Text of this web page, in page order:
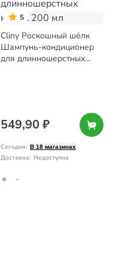
5
Cliny Роскошный шёлк
Шампунь-кондиционер
для длинношерстных
549,90 ₽
Сегодня: В 18 магазинах
Доставка: Недоступна